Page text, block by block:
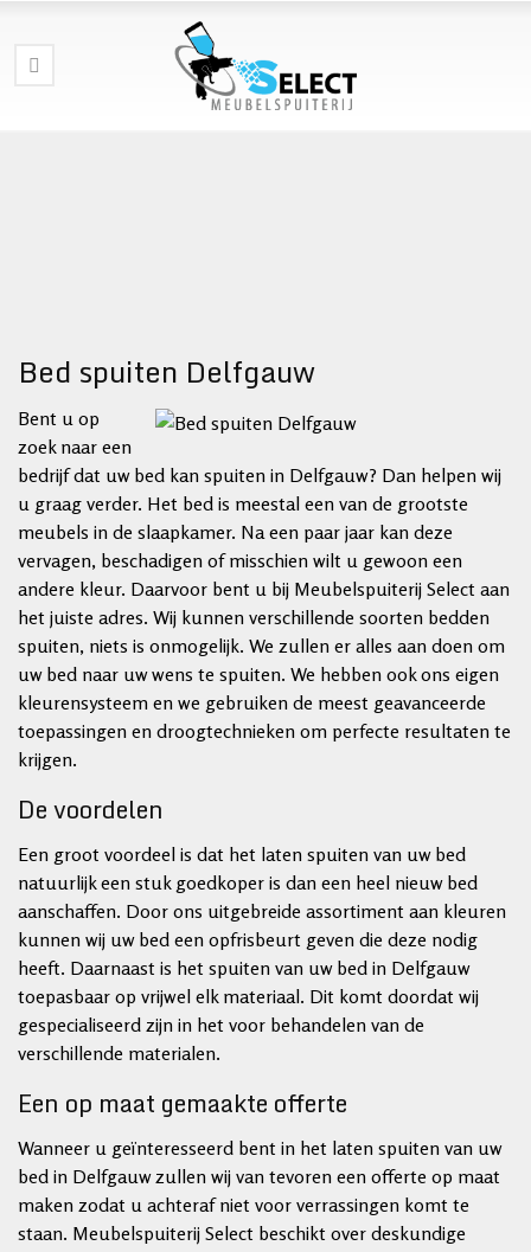
Bed spuiten Delfgauw
Bent u op
zoek naar een
bedrijf dat uw bed kan spuiten in Delfgauw? Dan helpen wij
u graag verder. Het bed is meestal een van de grootste
meubels in de slaapkamer. Na een paar jaar kan deze
vervagen, beschadigen of misschien wilt u gewoon een
andere kleur. Daarvoor bent u bij Meubelspuiterij Select aan
het juiste adres. Wij kunnen verschillende soorten bedden
spuiten, niets is onmogelijk. We zullen er alles aan doen om
uw bed naar uw wens te spuiten. We hebben ook ons ​​eigen
kleurensysteem en we gebruiken de meest geavanceerde
toepassingen en droogtechnieken om perfecte resultaten te
krijgen.
De voordelen
Een groot voordeel is dat het laten spuiten van uw bed
natuurlijk een stuk goedkoper is dan een heel nieuw bed
aanschaffen. Door ons uitgebreide assortiment aan kleuren
kunnen wij uw bed een opfrisbeurt geven die deze nodig
heeft. Daarnaast is het spuiten van uw bed in Delfgauw
toepasbaar op vrijwel elk materiaal. Dit komt doordat wij
gespecialiseerd zijn in het voor behandelen van de
verschillende materialen.
Een op maat gemaakte offerte
Wanneer u geïnteresseerd bent in het laten spuiten van uw
bed in Delfgauw zullen wij van tevoren een offerte op maat
maken zodat u achteraf niet voor verrassingen komt te
staan. Meubelspuiterij Select beschikt over deskundige